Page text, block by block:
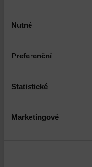
souhlasu
Nutné
Preferenční
Statistické
Marketingové
HPE Pásková